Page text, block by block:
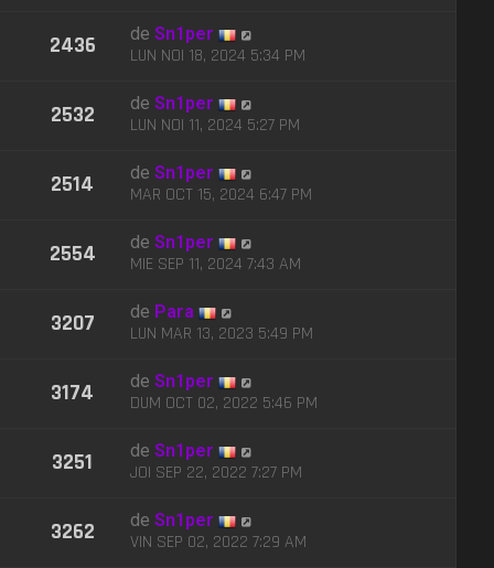
2436 deSn1per
LUN NOI 18, 2024 5:34 PM
2532 deSn1per
LUN NOI 11, 2024 5:27 PM
2514 deSn1per
MAR OCT 15, 2024 6:47 PM
2554 deSn1per
MIE SEP 11, 2024 7:43 AM
3207 de Para
LUN MAR 13, 2023 5:49 PM
3174 deSn1per
DUM OCT 02, 2022 5:46 PM
3251 deSn1per
JOI SEP 22, 2022 7:27 PM
3262 deSn1per
VIN SEP 02, 2022 7:29 AM